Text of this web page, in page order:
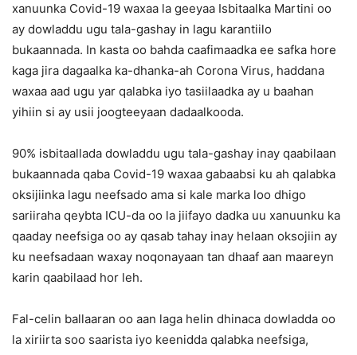
xanuunka Covid-19 waxaa la geeyaa Isbitaalka Martini oo
ay dowladdu ugu tala-gashay in lagu karantiilo
bukaannada. In kasta oo bahda caafimaadka ee safka hore
kaga jira dagaalka ka-dhanka-ah Corona Virus, haddana
waxaa aad ugu yar qalabka iyo tasiilaadka ay u baahan
yihiin si ay usii joogteeyaan dadaalkooda.
90% isbitaallada dowladdu ugu tala-gashay inay qaabilaan
bukaannada qaba Covid-19 waxaa gabaabsi ku ah qalabka
oksijiinka lagu neefsado ama si kale marka loo dhigo
sariiraha qeybta ICU-da oo la jiifayo dadka uu xanuunku ka
qaaday neefsiga oo ay qasab tahay inay helaan oksojiin ay
ku neefsadaan waxay noqonayaan tan dhaaf aan maareyn
karin qaabilaad hor leh.
Fal-celin ballaaran oo aan laga helin dhinaca dowladda oo
la xiriirta soo saarista iyo keenidda qalabka neefsiga,